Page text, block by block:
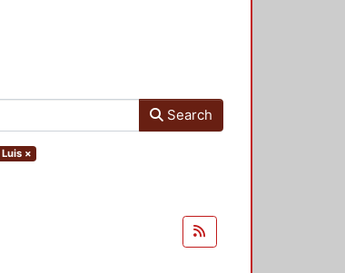
Search
×